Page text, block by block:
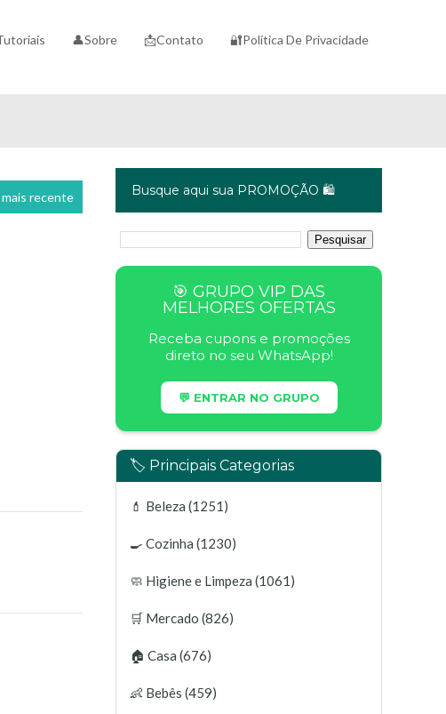
👤Sobre 📩Contato 🔐Política De Privacidade
recente
Busque aqui sua PROMOÇÃO 🛍️
🎯 GRUPO VIP DAS
MELHORES OFERTAS
Receba cupons e promoções
direto no seu WhatsApp!
💬 ENTRAR NO GRUPO
🏷️ Principais Categorias
💄 Beleza (1251)
🍳 Cozinha (1230)
🧼 Higiene e Limpeza (1061)
🛒 Mercado (826)
🏠 Casa (676)
👶 Bebês (459)